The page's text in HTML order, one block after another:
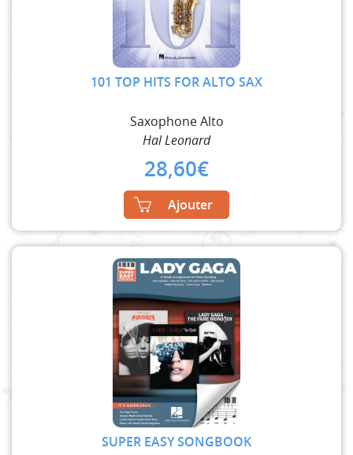
101 TOP HITS FOR ALTO SAX
Saxophone Alto
Hal Leonard
28,60€
Ajouter
SUPER EASY SONGBOOK